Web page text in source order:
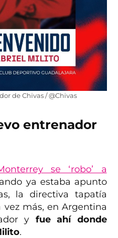
de Chivas / @Chivas
entrenador
se ‘robo’ a
ya estaba apunto
la directiva tapatía
más, en Argentina
y fue ahí donde
.